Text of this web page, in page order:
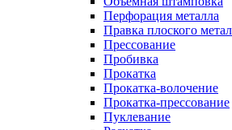
Перфорация металла
Правка плоского
Прессование
Пробивка
Прокатка
Прокатка-волочение
Прокатка-прессование
Пуклевание